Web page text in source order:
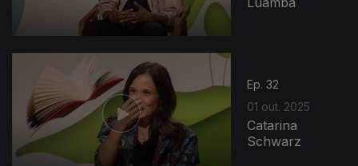
Ep. 32
01 out. 2025
Catarina
Schwarz